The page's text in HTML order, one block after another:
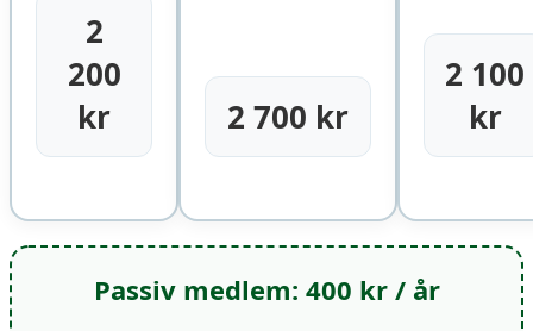
2
200
kr
2 700 kr
2 100
kr
Passiv medlem: 400 kr / år